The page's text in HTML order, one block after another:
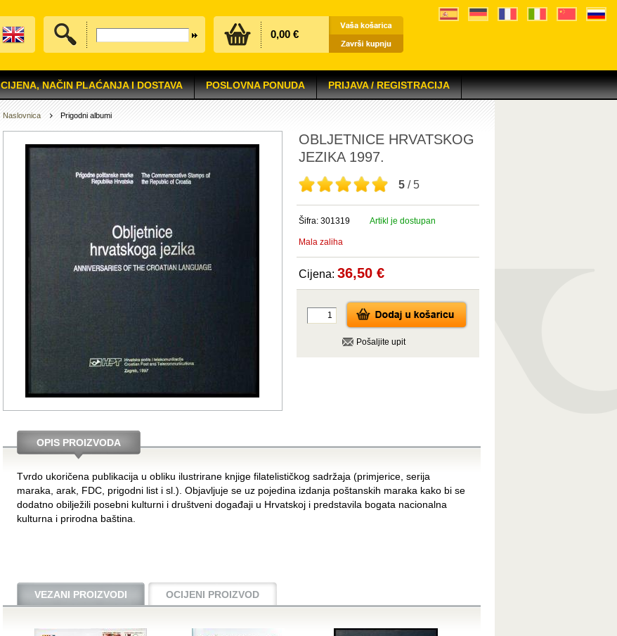
0,00 €
CIJENA, NAČIN PLAĆANJA I DOSTAVA POSLOVNA PONUDA PRIJAVA / REGISTRACIJA
Naslovnica Prigodni albumi
OBLJETNICE HRVATSKOG
JEZIKA 1997.
5/ 5
Šifra: 301319 Artikl je dostupan
Mala zaliha
Cijena: 36,50 €
Pošaljite upit
OPIS PROIZVODA
Tvrdo ukoričena publikacija u obliku ilustrirane knjige filatelističkog sadržaja (primjerice, serija
maraka, arak, FDC, prigodni list i sl.). Objavljuje se uz pojedina izdanja poštanskih maraka kako bi se
dodatno obilježili posebni kulturni i društveni događaji u Hrvatskoj i predstavila bogata nacionalna
kulturna i prirodna baština.
VEZANI PROIZVODI OCIJENI PROIZVOD